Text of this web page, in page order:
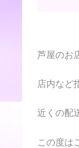
芦屋のお
店内など
近くの配
この度は